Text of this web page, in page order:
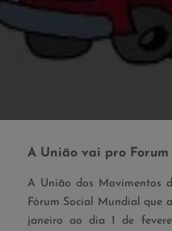
A União vai pro
A União dos Movimentos
Fórum Social Mundial que
janeiro ao dia 1 de